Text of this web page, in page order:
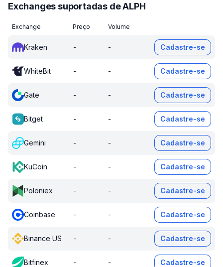
Exchanges suportadas de ALPH
Exchange Preço Volume
Kraken - - Cadastre-se
WhiteBit - - Cadastre-se
Gate - - Cadastre-se
Bitget - - Cadastre-se
Gemini - - Cadastre-se
KuCoin - - Cadastre-se
Poloniex - - Cadastre-se
Coinbase - - Cadastre-se
Binance US - - Cadastre-se
Bitfinex - - Cadastre-se